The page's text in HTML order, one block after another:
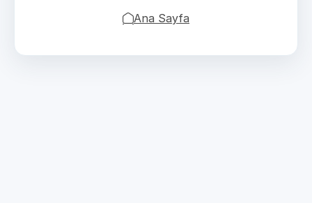
Ana Sayfa